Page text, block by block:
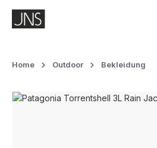
Zum Hauptinhalt springen
Home Outdoor Bekleidung
Bildergalerie überspringen